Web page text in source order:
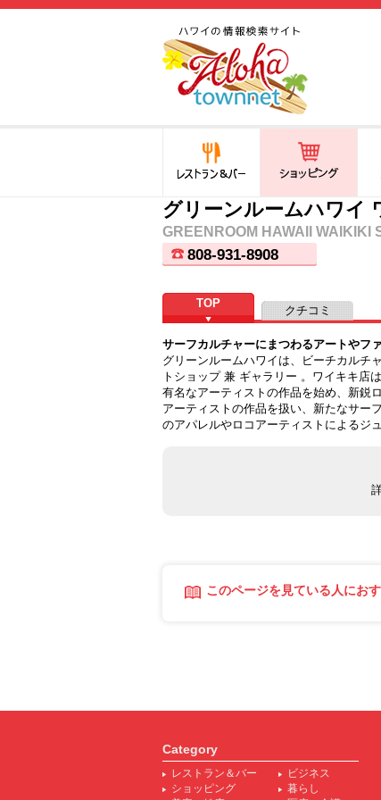
法律から運転免許証まで情
報が満載！
レストラン＆バー ショッピング 美
グリーンルームハワイ
GREENROOM HAWAII WAIKIKI
808-931-8908
TOP
クチコミ
サーフカルチャーにまつわるアートやフ
グリーンルームハワイは、ビーチカルチ
トショップ 兼 ギャラリー 。ワイキキ店
有名なアーティストの作品を始め、新鋭
アーティストの作品を扱い、新たなサー
のアパレルやロコアーティストによるジ
このページを見ている人にお
Category
レストラン＆バー
ショッピング
ビジネス
暮らし